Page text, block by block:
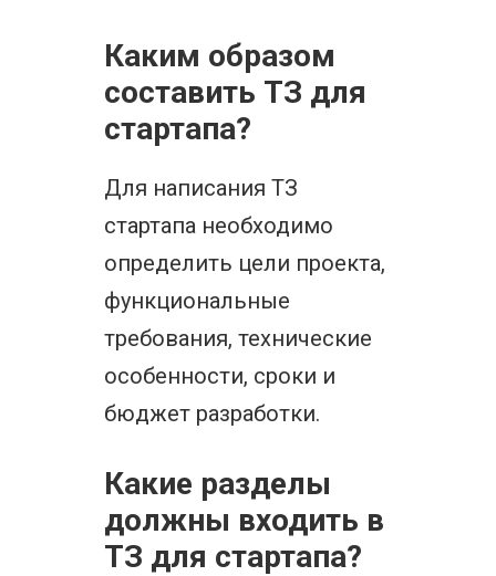
Каким образом
составить ТЗ для
стартапа?
Для написания ТЗ
стартапа необходимо
определить цели проекта,
функциональные
требования, технические
особенности, сроки и
бюджет разработки.
Какие разделы
должны входить в
ТЗ для стартапа?